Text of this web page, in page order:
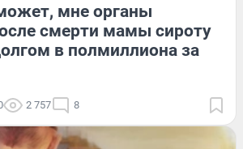
мне органы
смерти мамы сироту
в полмиллиона за
2 757 8